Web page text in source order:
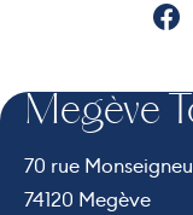
Megève
70 rue
74120 Megève